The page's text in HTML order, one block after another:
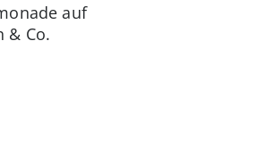
auf
& Co.